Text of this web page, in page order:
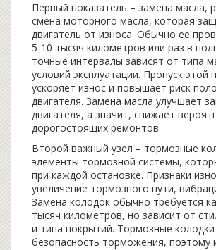
Первый показатель – замена масла,
смена моторного масла, которая
двигатель от износа. Обычно её
5‑10 тысяч километров или раз в
точные интервалы зависят от типа
условий эксплуатации. Пропуск этой
ускоряет износ и повышает риск
двигателя. Замена масла улучшает
двигателя, а значит, снижает
дорогостоящих ремонтов.
Второй важный узел – тормозные
элементы тормозной системы,
при каждой остановке. Признаки
увеличение тормозного пути,
Замена колодок обычно требуется
тысяч километров, но зависит от
и типа покрытий. Тормозные
безопасность торможения, поэтому